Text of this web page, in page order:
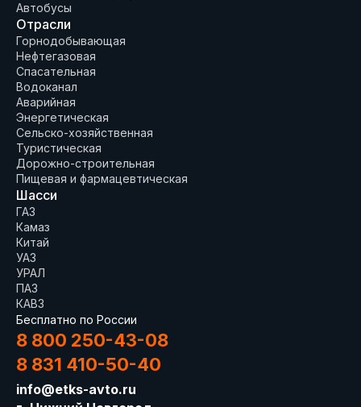
Автобусы
Отрасли
Горнодобывающая
Нефтегазовая
Спасательная
Водоканал
Аварийная
Энергетическая
Сельско-хозяйственная
Туристическая
Дорожно-строительная
Пищевая и фармацевтическая
Шасси
ГАЗ
Камаз
Китай
УАЗ
УРАЛ
ПАЗ
КАВЗ
Бесплатно по России
8 800 250-43-08
8 831 410-50-40
info@etks-avto.ru